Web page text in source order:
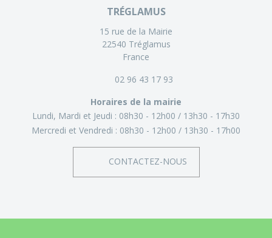
TRÉGLAMUS
15 rue de la Mairie
22540 Tréglamus
France
02 96 43 17 93
Horaires de la mairie
Lundi, Mardi et Jeudi : 08h30 - 12h00
13h30 - 17h30
Mercredi et Vendredi : 08h30 - 12h00 13h30 - 17h00
CONTACTEZ-NOUS